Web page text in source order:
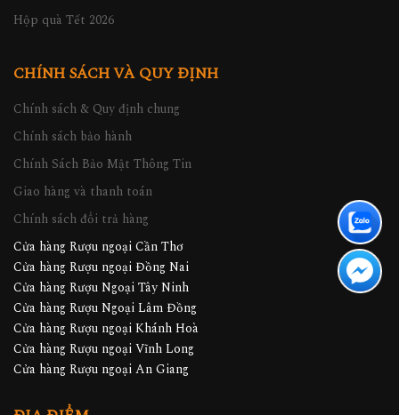
Hộp quà Tết 2026
CHÍNH SÁCH VÀ QUY ĐỊNH
Chính sách & Quy định chung
Chính sách bảo hành
Chính Sách Bảo Mật Thông Tin
Giao hàng và thanh toán
Chính sách đổi trả hàng
Cửa hàng Rượu ngoại Cần Thơ
Cửa hàng Rượu ngoại Đồng Nai
Cửa hàng Rượu Ngoại Tây Ninh
Cửa hàng Rượu Ngoại Lâm Đồng
Cửa hàng Rượu ngoại Khánh Hoà
Cửa hàng Rượu ngoại Vĩnh Long
Cửa hàng Rượu ngoại An Giang